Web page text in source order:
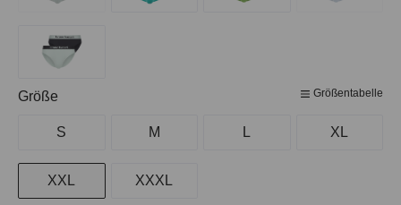
Größe Größentabelle
S M L XL
XXL XXXL